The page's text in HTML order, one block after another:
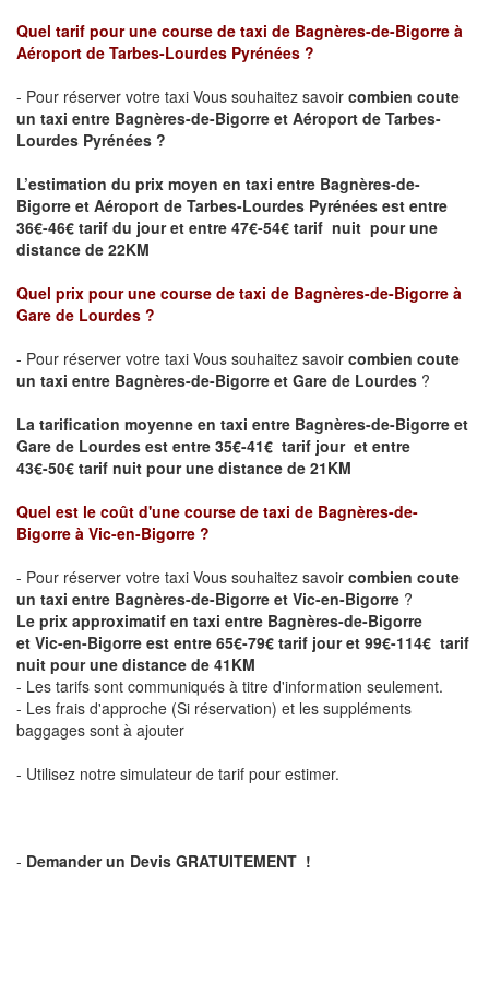
Quel tarif pour une course de taxi de Bagnères-de-Bigorre à
Aéroport de Tarbes-Lourdes Pyrénées ?
- Pour réserver votre taxi Vous souhaitez savoir combien coute
un taxi entre Bagnères-de-Bigorre et Aéroport de Tarbes-
Lourdes Pyrénées ?
L’estimation du prix moyen en taxi entre Bagnères-de-
Bigorre et Aéroport de Tarbes-Lourdes Pyrénées est entre
36€-46€ tarif du jour et entre 47€-54€ tarif nuit pour une
distance de 22KM
Quel prix pour une course de taxi de Bagnères-de-Bigorre à
Gare de Lourdes ?
- Pour réserver votre taxi Vous souhaitez savoir combien coute
un taxi entre Bagnères-de-Bigorre et Gare de Lourdes ?
La tarification moyenne en taxi entre Bagnères-de-Bigorre et
Gare de Lourdes est entre 35€-41€ tarif jour et entre
43€-50€ tarif nuit pour une distance de 21KM
Quel est le coût d'une course de taxi de Bagnères-de-
Bigorre à Vic-en-Bigorre ?
- Pour réserver votre taxi Vous souhaitez savoir combien coute
un taxi entre Bagnères-de-Bigorre et Vic-en-Bigorre ?
Le prix approximatif en taxi entre Bagnères-de-Bigorre
et Vic-en-Bigorre est entre 65€-79€ tarif jour et 99€-114€ tarif
nuit pour une distance de 41KM
- Les tarifs sont communiqués à titre d'information seulement.
- Les frais d'approche (Si réservation) et les suppléments
baggages sont à ajouter
- Utilisez notre simulateur de tarif pour estimer.
- Demander un Devis GRATUITEMENT !